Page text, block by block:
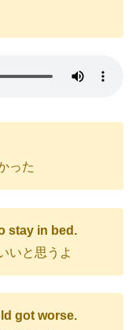
った
stay in bed.
いと思うよ
got worse.